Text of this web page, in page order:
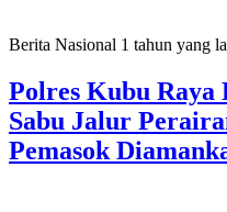
Berita Nasional 1 tahun yang
Polres Kubu Raya
Sabu Jalur
Pemasok